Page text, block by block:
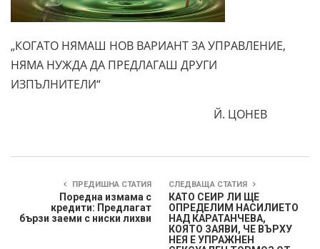
„КОГАТО НЯМАШ НОВ ВАРИАНТ ЗА УПРАВЛЕНИЕ,
НЯМА НУЖДА ДА ПРЕДЛАГАШ ДРУГИ
ИЗПЪЛНИТЕЛИ“
Й. ЦОНЕВ
ПРЕДИШНА СТАТИЯ
Поредна измама с
кредити: Предлагат
бързи заеми с ниски лихви
СЛЕДВАЩА СТАТИЯ
КАТО СЕИР ЛИ ЩЕ
ОПРЕДЕЛИМ НАСИЛИЕТО
НАД КАРАТАНЧЕВА,
КОЯТО ЗАЯВИ, ЧЕ ВЪРХУ
НЕЯ Е УПРАЖНЕН